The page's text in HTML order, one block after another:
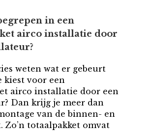
in een
airco installatie door
weten wat er gebeurt
kiest voor een
airco installatie door een
Dan krijg je meer dan
van de binnen- en
totaalpakket omvat